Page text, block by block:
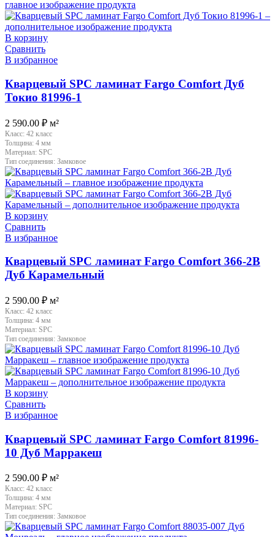
В корзину
Сравнить
В избранное
Кварцевый SPC ламинат Fargo Comfort Дуб
Токио 81996-1
2 590.00 ₽ м²
Класс: 42 класс
Толщина: 4 мм
Материал: SPC
Тип соединения: Замковое
В корзину
Сравнить
В избранное
Кварцевый SPC ламинат Fargo Comfort 366-2B
Дуб Карамельный
2 590.00 ₽ м²
Класс: 42 класс
Толщина: 4 мм
Материал: SPC
Тип соединения: Замковое
В корзину
Сравнить
В избранное
Кварцевый SPC ламинат Fargo Comfort 81996-
10 Дуб Марракеш
2 590.00 ₽ м²
Класс: 42 класс
Толщина: 4 мм
Материал: SPC
Тип соединения: Замковое